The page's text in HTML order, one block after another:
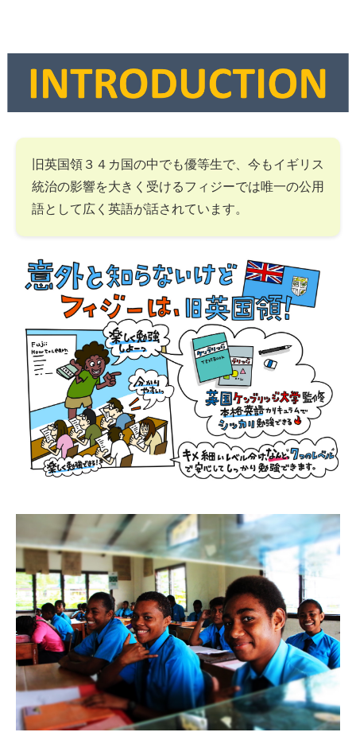
旧英国領３４カ国の中でも優等生で、今もイギリス
統治の影響を大きく受けるフィジーでは唯一の公用
語として広く英語が話されています。